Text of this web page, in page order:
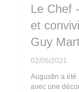
Le Chef
et
Guy
02/06/2021
Augustin a été
avec une